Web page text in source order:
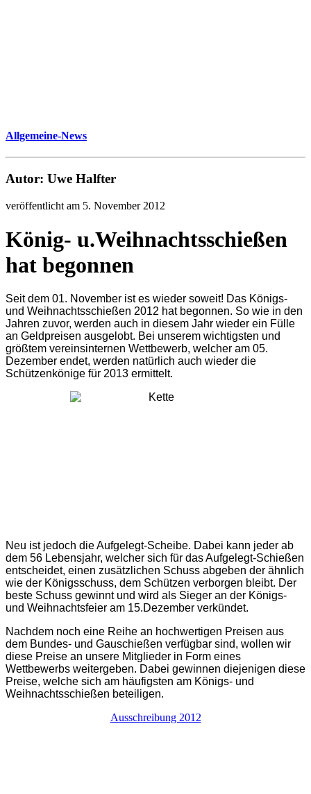
Allgemeine-News
Autor: Uwe Halfter
veröffentlicht am 5. November 2012
König- u.Weihnachtsschießen
hat begonnen
Seit dem 01. November ist es wieder soweit! Das Königs-
und Weihnachtsschießen 2012 hat begonnen. So wie in den
Jahren zuvor, werden auch in diesem Jahr wieder ein Fülle
an Geldpreisen ausgelobt. Bei unserem wichtigsten und
größtem vereinsinternen Wettbewerb, welcher am 05.
Dezember endet, werden natürlich auch wieder die
Schützenkönige für 2013 ermittelt.
Neu ist jedoch die Aufgelegt-Scheibe. Dabei kann jeder ab
dem 56 Lebensjahr, welcher sich für das Aufgelegt-Schießen
entscheidet, einen zusätzlichen Schuss abgeben der ähnlich
wie der Königsschuss, dem Schützen verborgen bleibt. Der
beste Schuss gewinnt und wird als Sieger an der Königs-
und Weihnachtsfeier am 15.Dezember verkündet.
Nachdem noch eine Reihe an hochwertigen Preisen aus
dem Bundes- und Gauschießen verfügbar sind, wollen wir
diese Preise an unsere Mitglieder in Form eines
Wettbewerbs weitergeben. Dabei gewinnen diejenigen diese
Preise, welche sich am häufigsten am Königs- und
Weihnachtsschießen beteiligen.
Ausschreibung 2012